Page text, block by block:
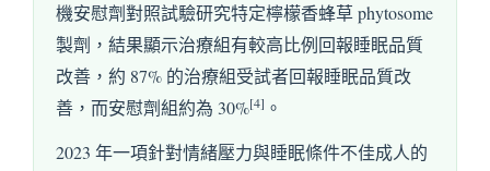
機安慰劑對照試驗研究特定檸檬香蜂草 phytosome
製劑，結果顯示治療組有較高比例回報睡眠品質
改善，約 87% 的治療組受試者回報睡眠品質改
善，而安慰劑組約為 30%[4] 。
2023 年一項針對情緒壓力與睡眠條件不佳成人的